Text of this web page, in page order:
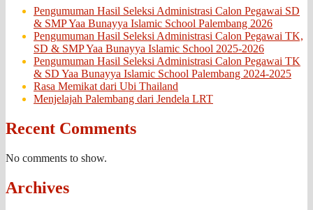
Pengumuman Hasil Seleksi Administrasi Calon Pegawai SD
& SMP Yaa Bunayya Islamic School Palembang 2026
Pengumuman Hasil Seleksi Administrasi Calon Pegawai TK,
SD & SMP Yaa Bunayya Islamic School 2025-2026
Pengumuman Hasil Seleksi Administrasi Calon Pegawai TK
& SD Yaa Bunayya Islamic School Palembang 2024-2025
Rasa Memikat dari Ubi Thailand
Menjelajah Palembang dari Jendela LRT
Recent Comments
No comments to show.
Archives